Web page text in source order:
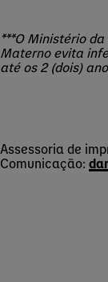
***O Ministério
Materno evita
até os 2 (dois)
Assessoria de
Comunicação: